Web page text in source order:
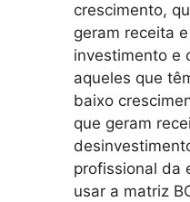
crescimento,
geram receita
investimento e
aqueles que
baixo
que geram
profissional da
usar a matriz